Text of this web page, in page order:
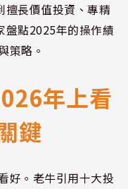
擅長價值投資、專精
盤點2025年的操作績
策略。
年上看
鍵
好。老牛引用十大投